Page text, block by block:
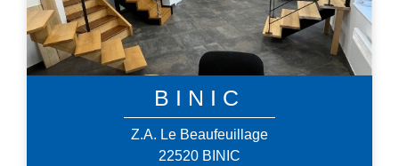
BINIC
Z.A. Le Beaufeuillage
22520 BINIC